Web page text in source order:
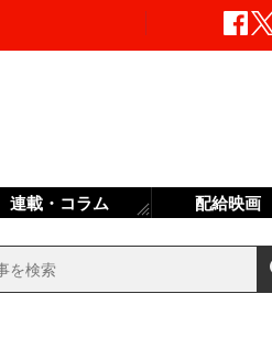
連載・コラム 配給映画